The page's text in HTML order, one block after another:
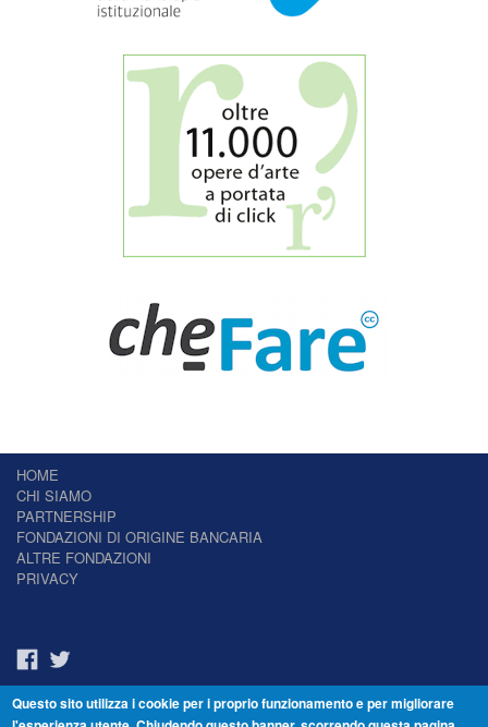
HOME
CHI SIAMO
PARTNERSHIP
FONDAZIONI DI ORIGINE BANCARIA
ALTRE FONDAZIONI
PRIVACY
Il Giornale delle Fondazioni - Periodico telematico
Questo sito utilizza i cookie per i proprio funzionamento e per migliorare